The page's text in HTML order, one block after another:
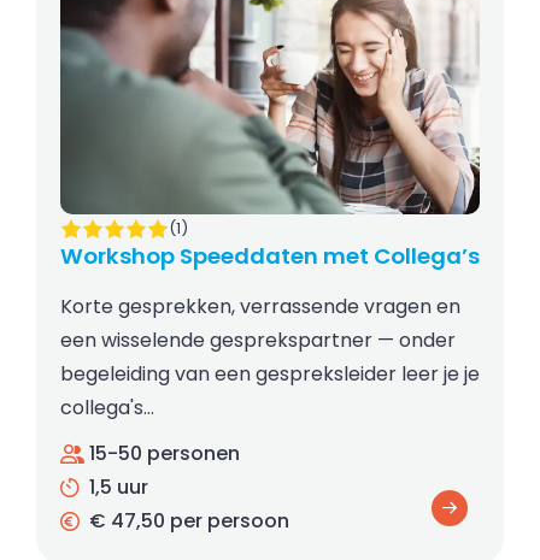
Workshop Speeddaten met Collega’s
(1)
Korte gesprekken, verrassende vragen en
een wisselende gesprekspartner — onder
begeleiding van een gespreksleider leer je je
collega's…
15-50 personen
1,5 uur
€ 47,50 per persoon